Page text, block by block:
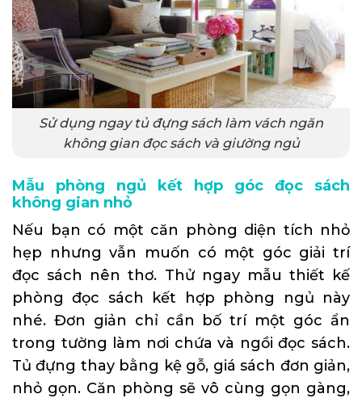
Sử dụng ngay tủ đựng sách làm vách ngăn
không gian đọc sách và giường ngủ
Mẫu phòng ngủ kết hợp góc đọc sách
không gian nhỏ
Nếu bạn có một căn phòng diện tích nhỏ
hẹp nhưng vẫn muốn có một góc giải trí
đọc sách nên thơ. Thử ngay mẫu thiết kế
phòng đọc sách kết hợp phòng ngủ này
nhé. Đơn giản chỉ cần bố trí một góc ẩn
trong tường làm nơi chứa và ngồi đọc sách.
Tủ đựng thay bằng kệ gỗ, giá sách đơn giản,
nhỏ gọn. Căn phòng sẽ vô cùng gọn gàng,